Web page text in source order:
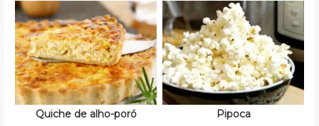
Quiche de alho-poró Pipoca